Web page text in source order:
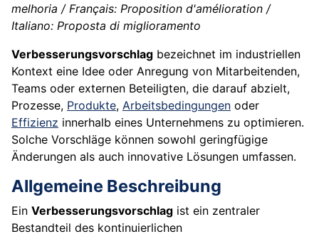
melhoria / Français: Proposition d'amélioration /
Italiano: Proposta di miglioramento
Verbesserungsvorschlag bezeichnet im industriellen
Kontext eine Idee oder Anregung von Mitarbeitenden,
Teams oder externen Beteiligten, die darauf abzielt,
Prozesse, Produkte, Arbeitsbedingungen oder
Effizienz innerhalb eines Unternehmens zu optimieren.
Solche Vorschläge können sowohl geringfügige
Änderungen als auch innovative Lösungen umfassen.
Allgemeine Beschreibung
Ein Verbesserungsvorschlag ist ein zentraler
Bestandteil des kontinuierlichen